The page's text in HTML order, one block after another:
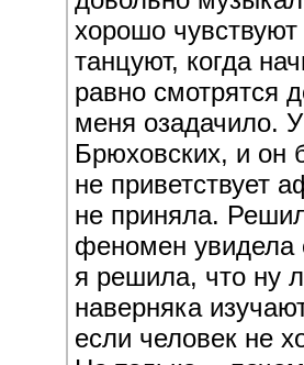
хорошо
танцуют, когда
равно смотрятся
меня озадачило.
Брюховских, и он
не приветствует
не приняла.
феномен увидела
я решила, что ну
наверняка
если человек не